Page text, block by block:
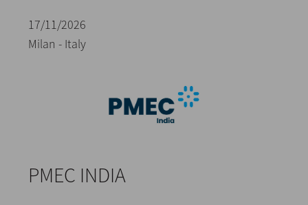
17/11/2026
Milan - Italy
PMEC INDIA